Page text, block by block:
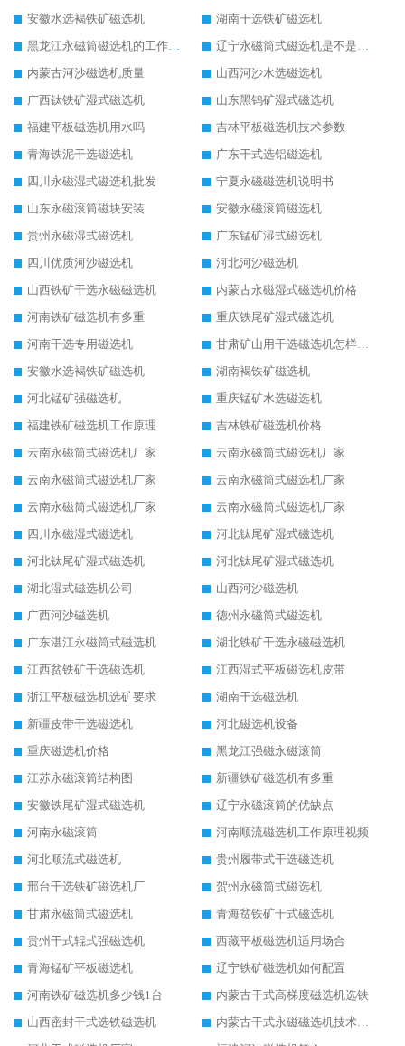
安徽水选褐铁矿磁选机
湖南干选铁矿磁选机
黑龙江永磁筒磁选机的工作原理
辽宁永磁筒式磁选机是不是强磁
内蒙古河沙磁选机质量
山西河沙水选磁选机
广西钛铁矿湿式磁选机
山东黑钨矿湿式磁选机
福建平板磁选机用水吗
吉林平板磁选机技术参数
青海铁泥干选磁选机
广东干式选铝磁选机
四川永磁湿式磁选机批发
宁夏永磁磁选机说明书
山东永磁滚筒磁块安装
安徽永磁滚筒磁选机
贵州永磁湿式磁选机
广东锰矿湿式磁选机
四川优质河沙磁选机
河北河沙磁选机
山西铁矿干选永磁磁选机
内蒙古永磁湿式磁选机价格
河南铁矿磁选机有多重
重庆铁尾矿湿式磁选机
河南干选专用磁选机
甘肃矿山用干选磁选机怎样调磁
安徽水选褐铁矿磁选机
湖南褐铁矿磁选机
河北锰矿强磁选机
重庆锰矿水选磁选机
福建铁矿磁选机工作原理
吉林铁矿磁选机价格
云南永磁筒式磁选机厂家
云南永磁筒式磁选机厂家
云南永磁筒式磁选机厂家
云南永磁筒式磁选机厂家
云南永磁筒式磁选机厂家
云南永磁筒式磁选机厂家
四川永磁湿式磁选机
河北钛尾矿湿式磁选机
河北钛尾矿湿式磁选机
河北钛尾矿湿式磁选机
湖北湿式磁选机公司
山西河沙磁选机
广西河沙磁选机
德州永磁筒式磁选机
广东湛江永磁筒式磁选机
湖北铁矿干选永磁磁选机
江西贫铁矿干选磁选机
江西湿式平板磁选机皮带
浙江平板磁选机选矿要求
湖南干选磁选机
新疆皮带干选磁选机
河北磁选机设备
重庆磁选机价格
黑龙江强磁永磁滚筒
江苏永磁滚筒结构图
新疆铁矿磁选机有多重
安徽铁尾矿湿式磁选机
辽宁永磁滚筒的优缺点
河南永磁滚筒
河南顺流磁选机工作原理视频
河北顺流式磁选机
贵州履带式干选磁选机
邢台干选铁矿磁选机厂
贺州永磁筒式磁选机
甘肃永磁筒式磁选机
青海贫铁矿干式磁选机
贵州干式辊式强磁选机
西藏平板磁选机适用场合
青海锰矿平板磁选机
辽宁铁矿磁选机如何配置
河南铁矿磁选机多少钱1台
内蒙古干式高梯度磁选机选铁
山西密封干式选铁磁选机
内蒙古干式永磁磁选机技术要求